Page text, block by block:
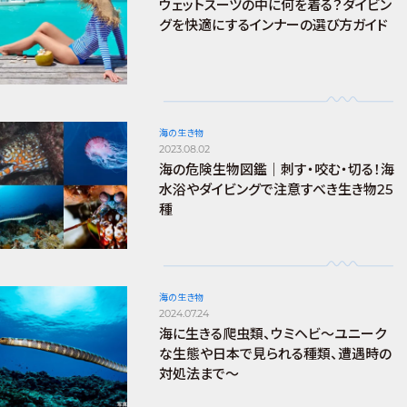
ウェットスーツの中に何を着る？ダイビン
グを快適にするインナーの選び方ガイド
海の生き物
2023.08.02
海の危険生物図鑑｜刺す・咬む・切る！海
水浴やダイビングで注意すべき生き物25
種
海の生き物
2024.07.24
海に生きる爬虫類、ウミヘビ～ユニーク
な生態や日本で見られる種類、遭遇時の
対処法まで～